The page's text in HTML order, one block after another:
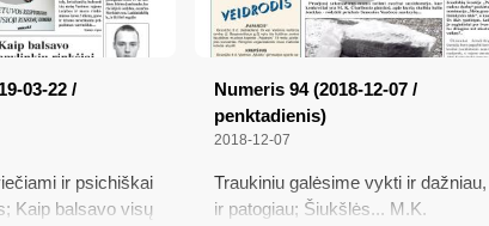
03-22 /
ir psichiškai
Kaip balsavo visų
Numeris 94 (2018-12-07 /
penktadienis)
2018-12-07
Traukiniu galėsime vykti ir dažniau,
ir patogiau; Šiukšlės... M.K.